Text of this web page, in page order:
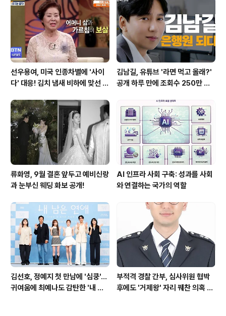
선우용여, 미국 인종차별에 '사이
다' 대응! 김치 냄새 비하에 맞선 통
김남길, 유튜브 '라면 먹고 올래?'
공개 하루 만에 조회수 250만 돌
류화영, 9월 결혼 앞두고 예비신랑
과 눈부신 웨딩 화보 공개!
AI 인프라 사회 구축: 성과를 사회
와 연결하는 국가의 역할
김선호, 정예지 첫 만남에 '심쿵'…
귀여움에 최예나도 감탄한 '내 남
부적격 경찰 간부, 심사위원 협박
후에도 '거제왕' 자리 꿰찬 의혹 진